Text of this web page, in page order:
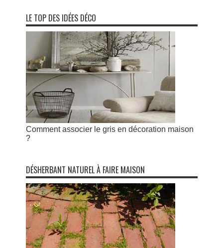
LE TOP DES IDÉES DÉCO
Comment associer le gris en décoration maison
?
DÉSHERBANT NATUREL À FAIRE MAISON